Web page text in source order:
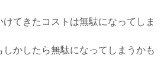
てきたコストは無駄になってしま
かしたら無駄になってしまうかも